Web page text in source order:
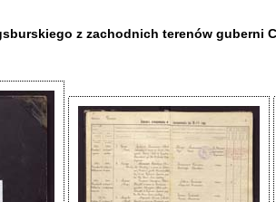
z zachodnich terenów